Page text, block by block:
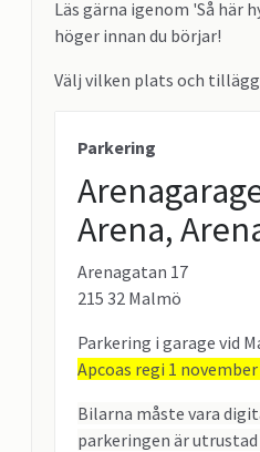
Läs gärna igenom 'Så här
höger innan du börjar!
Välj vilken plats och
Parkering
Arena,
Arenagatan 17
215 32 Malmö
Parkering i garage vid
Apcoas regi 1 november
Bilarna måste vara
parkeringen är